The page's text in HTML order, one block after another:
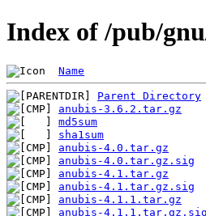
Index of /pub/
Name
Parent Directory
anubis-3.6.2.tar.gz
md5sum
sha1sum
anubis-4.0.tar.gz
anubis-4.0.tar.gz.sig
anubis-4.1.tar.gz
anubis-4.1.tar.gz.sig
anubis-4.1.1.tar.gz
anubis-4.1.1.tar.gz.sig